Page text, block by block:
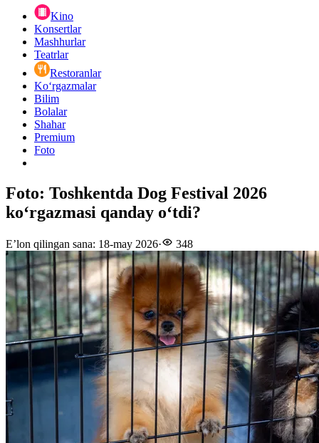
Kino
Konsertlar
Mashhurlar
Teatrlar
Restoranlar
Ko‘rgazmalar
Bilim
Bolalar
Shahar
Premium
Foto
Foto: Toshkentda Dog Festival 2026
ko‘rgazmasi qanday o‘tdi?
E’lon qilingan sana: 18-may 2026· 348